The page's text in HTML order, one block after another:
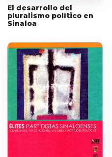
El desarrollo del
pluralismo político en
Sinaloa